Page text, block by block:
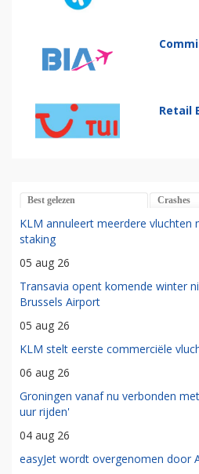
Retail
Best gelezen Crashes
KLM annuleert meerdere vluchten
staking
05 aug 26
Transavia opent komende winter
Brussels Airport
05 aug 26
KLM stelt eerste commerciële
06 aug 26
Groningen vanaf nu verbonden
uur rijden'
04 aug 26
easyJet wordt overgenomen door